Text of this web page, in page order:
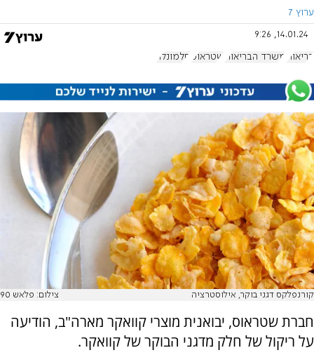
ערוץ 7
14.01.24, 9:26
בריאות משרד הבריאות שטראוס סלמונלה
קורנפלקס דגני בוקר, אילוסטרציה צילום: פלאש 90
חברת שטראוס, יבואנית מוצרי קוואקר מארה"ב, הודיעה
על ריקול של חלק מדגני הבוקר של קוואקר.